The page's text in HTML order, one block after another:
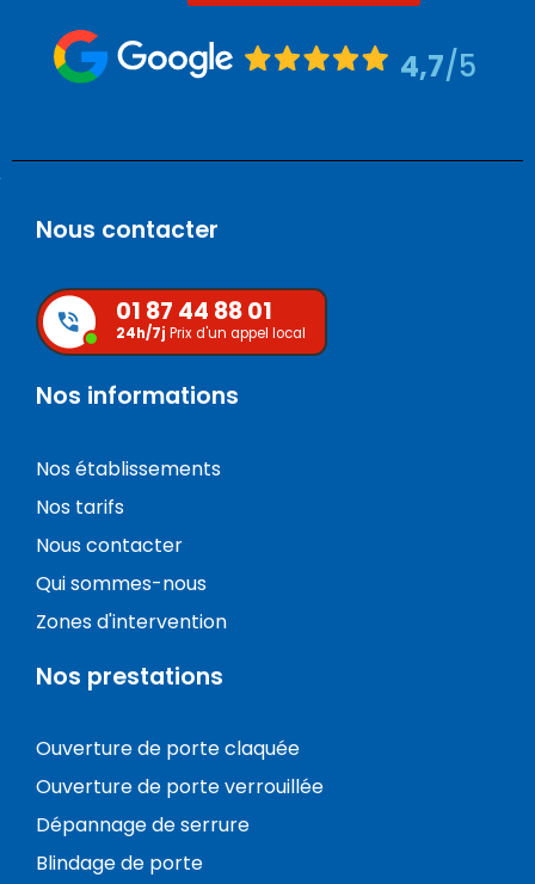
4,7/5
Nous contacter
01 87 44 88 01
24h/7j Prix d'un appel local
Nos informations
Nos établissements
Nos tarifs
Nous contacter
Qui sommes-nous
Zones d'intervention
Nos prestations
Ouverture de porte claquée
Ouverture de porte verrouillée
Dépannage de serrure
Blindage de porte